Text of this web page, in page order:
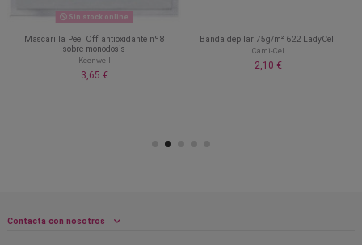
Sin stock online
Mascarilla Peel Off antioxidante nº8
sobre monodosis
Keenwell
3,65 €
Banda depilar 75g/m² 622 LadyCell
Cami-Cel
2,10 €
Contacta con nosotros